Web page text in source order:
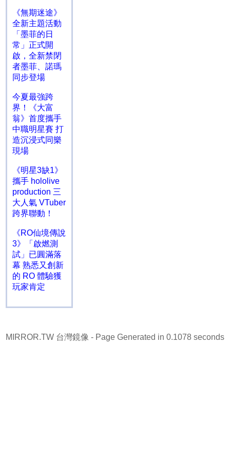
《無期迷途》
全新主題活動
「墨菲的日
常」正式開
啟，全新禁閉
者墨菲、諾瑪
同步登場
今夏最強跨
界！《大富
翁》首度攜手
中職明星賽 打
造沉浸式同樂
現場
《明星3缺1》
攜手 hololive
production 三
大人氣 VTuber
跨界聯動！
《RO仙境傳說
3》「啟燃測
試」已圓滿落
幕 熟悉又創新
的 RO 體驗獲
玩家肯定
MIRROR.TW 台灣鏡像 - Page Generated in 0.1078 seconds